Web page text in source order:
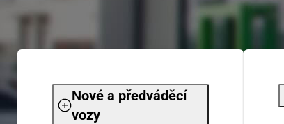
Nové a předváděcí
vozy